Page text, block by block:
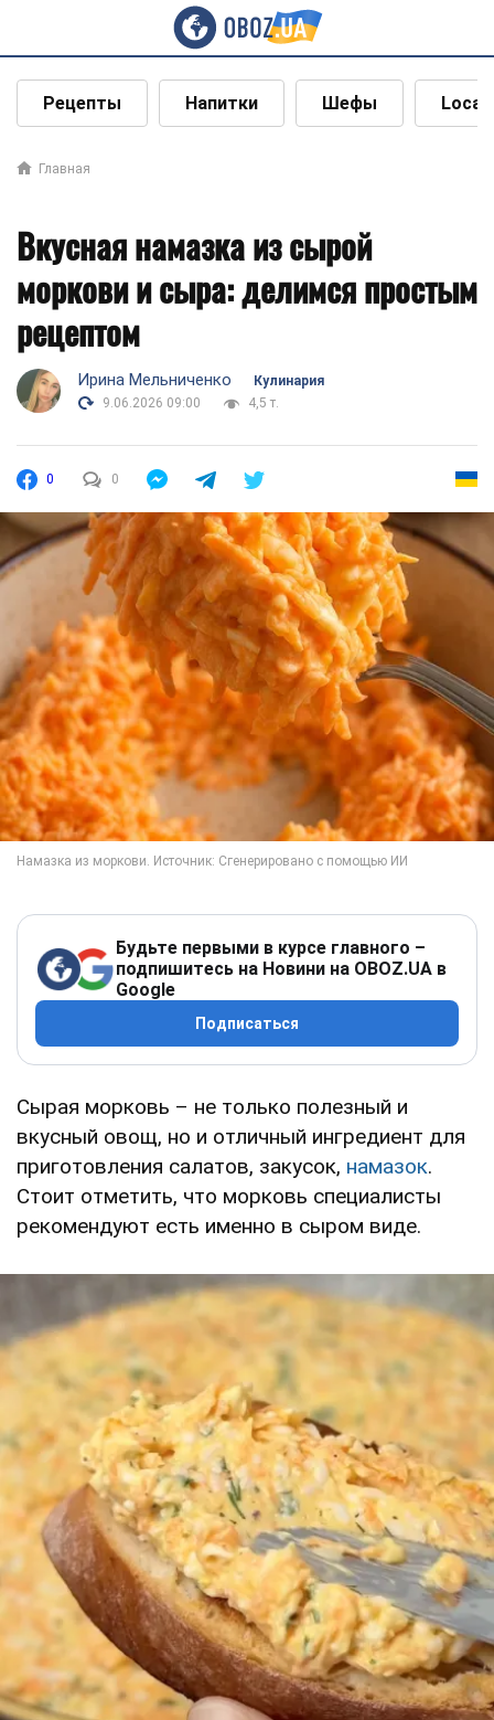
Рецепты Напитки Шефы Local
Главная
Вкусная намазка из сырой
моркови и сыра: делимся простым
рецептом
Ирина Мельниченко
Кулинария
9.06.2026 09:00
4,5 т.
0 0
Будьте первыми в курсе главного –
подпишитесь на Новини на OBOZ.UA в
Google
Подписаться
Сырая морковь – не только полезный и
вкусный овощ, но и отличный ингредиент для
приготовления салатов, закусок, намазок.
Стоит отметить, что морковь специалисты
рекомендуют есть именно в сыром виде.